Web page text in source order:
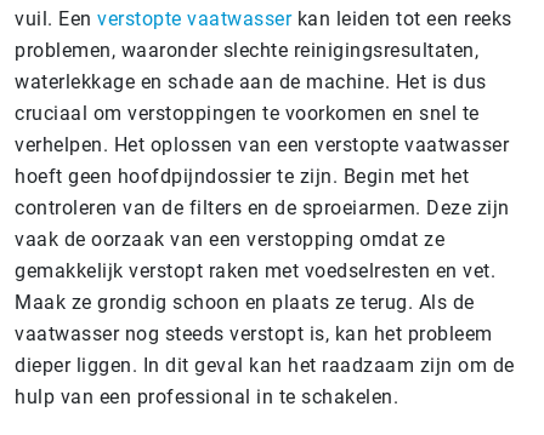
vuil. Een verstopte vaatwasserkan leiden tot een reeks
problemen, waaronder slechte reinigingsresultaten,
waterlekkage en schade aan de machine. Het is dus
cruciaal om verstoppingen te voorkomen en snel te
verhelpen. Het oplossen van een verstopte vaatwasser
hoeft geen hoofdpijndossier te zijn. Begin met het
controleren van de filters en de sproeiarmen. Deze zijn
vaak de oorzaak van een verstopping omdat ze
gemakkelijk verstopt raken met voedselresten en vet.
Maak ze grondig schoon en plaats ze terug. Als de
vaatwasser nog steeds verstopt is, kan het probleem
dieper liggen. In dit geval kan het raadzaam zijn om de
hulp van een professional in te schakelen.